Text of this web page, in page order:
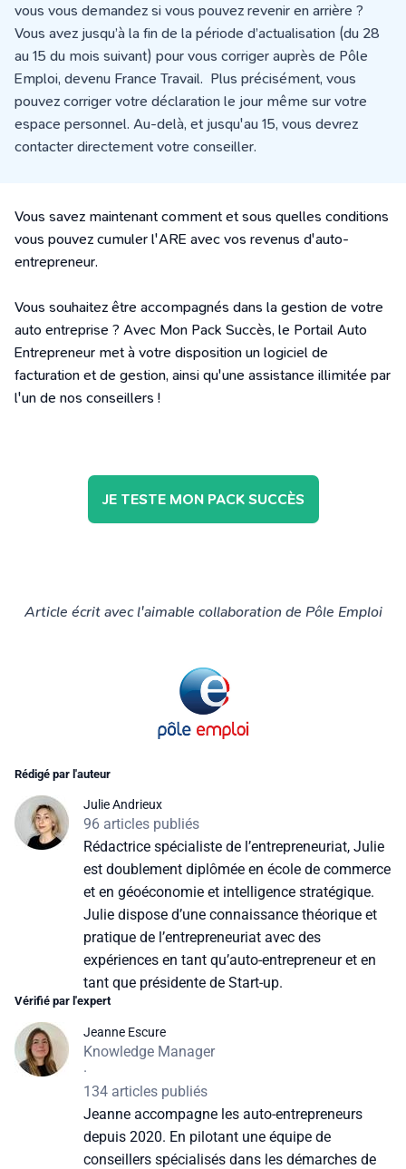
vous vous demandez si vous pouvez revenir en arrière ?
Vous avez jusqu’à la fin de la période d’actualisation (du 28
au 15 du mois suivant) pour vous corriger auprès de Pôle
Emploi, devenu France Travail. Plus précisément, vous
pouvez corriger votre déclaration le jour même sur votre
espace personnel. Au-delà, et jusqu'au 15, vous devrez
contacter directement votre conseiller.
Vous savez maintenant comment et sous quelles conditions
vous pouvez cumuler l'ARE avec vos revenus d'auto-
entrepreneur.
Vous souhaitez être accompagnés dans la gestion de votre
auto entreprise ? Avec Mon Pack Succès, le Portail Auto
Entrepreneur met à votre disposition un logiciel de
facturation et de gestion, ainsi qu'une assistance illimitée par
l'un de nos conseillers !
JE TESTE MON PACK SUCCÈS
Article écrit avec l'aimable collaboration de Pôle Emploi
Rédigé par l'auteur
Julie Andrieux
96 articles publiés
Rédactrice spécialiste de l’entrepreneuriat, Julie
est doublement diplômée en école de commerce
et en géoéconomie et intelligence stratégique.
Julie dispose d’une connaissance théorique et
pratique de l’entrepreneuriat avec des
expériences en tant qu’auto-entrepreneur et en
tant que présidente de Start-up.
Vérifié par l'expert
Jeanne Escure
Knowledge Manager
·
134 articles publiés
Jeanne accompagne les auto-entrepreneurs
depuis 2020. En pilotant une équipe de
conseillers spécialisés dans les démarches de